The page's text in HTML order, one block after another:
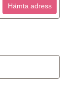
Hämta adress